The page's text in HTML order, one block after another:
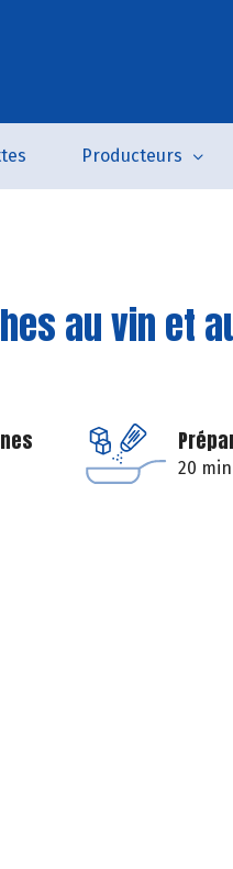
Producteurs
au vin et
20 min